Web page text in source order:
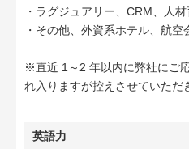
・ラグジュアリー、CRM、人
・その他、外資系ホテル、航
※直近 1～2 年以内に弊社にご
れ入りますが控えさせていただ
英語力